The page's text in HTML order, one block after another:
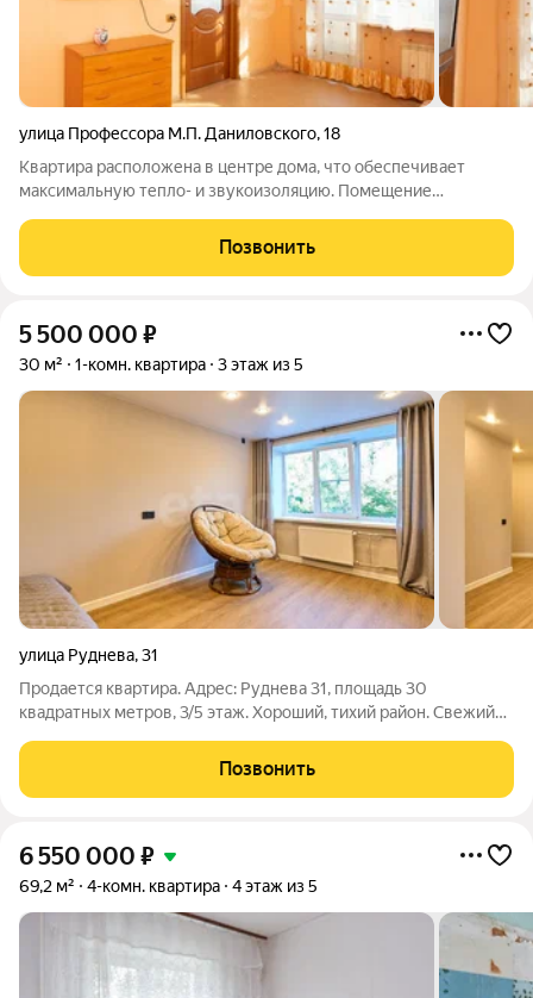
улица Профессора М.П. Даниловского,18
Квартира расположена в центре дома, что обеспечивает
максимальную тепло- и звукоизоляцию. Помещение
залито естественным светом. Современная отделка включает
практичный линолеум, пластиковые
Позвонить
5 500 000 ₽
30 м² 1-комн. квартира 3 этаж из 5
улица Руднева,31
Продается квартира. Адрес: Руднева 31, площадь 30
квадратных метров, 3/5 этаж. Хороший, тихий район. Свежий
хороший и качественный ремонт по проекту от дизайнера.
Автобусная и трамвайная остановка
Позвонить
6 550 000 ₽
69,2 м² 4-комн. квартира 4 этаж из 5